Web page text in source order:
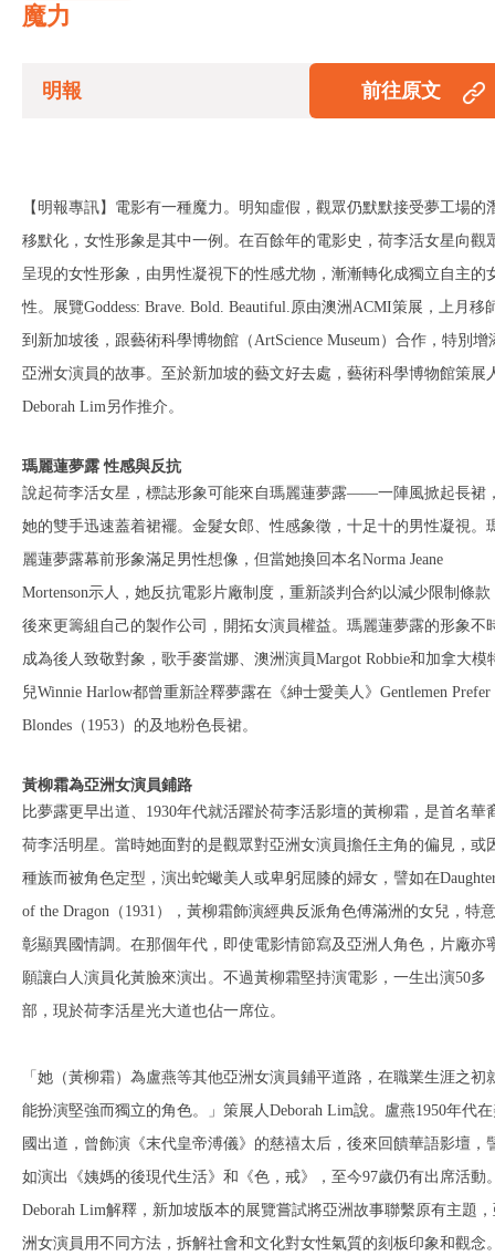
魔力
明報 前往原文
【明報專訊】電影有一種魔力。明知虛假，觀眾仍默默接受夢工場的
移默化，女性形象是其中一例。在百餘年的電影史，荷李活女星向觀
呈現的女性形象，由男性凝視下的性感尤物，漸漸轉化成獨立自主的
性。展覽Goddess: Brave. Bold. Beautiful.原由澳洲ACMI策展，上月移
到新加坡後，跟藝術科學博物館（ArtScience Museum）合作，特別增
亞洲女演員的故事。至於新加坡的藝文好去處，藝術科學博物館策展
Deborah Lim另作推介。
瑪麗蓮夢露 性感與反抗
說起荷李活女星，標誌形象可能來自瑪麗蓮夢露——一陣風掀起長裙
她的雙手迅速蓋着裙襬。金髮女郎、性感象徵，十足十的男性凝視。
麗蓮夢露幕前形象滿足男性想像，但當她換回本名Norma Jeane
Mortenson示人，她反抗電影片廠制度，重新談判合約以減少限制條款
後來更籌組自己的製作公司，開拓女演員權益。瑪麗蓮夢露的形象不
成為後人致敬對象，歌手麥當娜、澳洲演員Margot Robbie和加拿大模
兒Winnie Harlow都曾重新詮釋夢露在《紳士愛美人》Gentlemen Prefer
Blondes（1953）的及地粉色長裙。
黃柳霜為亞洲女演員鋪路
比夢露更早出道、1930年代就活躍於荷李活影壇的黃柳霜，是首名華
荷李活明星。當時她面對的是觀眾對亞洲女演員擔任主角的偏見，或
種族而被角色定型，演出蛇蠍美人或卑躬屈膝的婦女，譬如在
of the Dragon（1931），黃柳霜飾演經典反派角色傅滿洲的女兒，特意
彰顯異國情調。在那個年代，即使電影情節寫及亞洲人角色，片廠亦
願讓白人演員化黃臉來演出。不過黃柳霜堅持演電影，一生出演50多
部，現於荷李活星光大道也佔一席位。
「她（黃柳霜）為盧燕等其他亞洲女演員鋪平道路，在職業生涯之初
能扮演堅強而獨立的角色。」策展人Deborah Lim說。盧燕1950年代
國出道，曾飾演《末代皇帝溥儀》的慈禧太后，後來回饋華語影壇，
如演出《姨媽的後現代生活》和《色，戒》，至今97歲仍有出席活動
Deborah Lim解釋，新加坡版本的展覽嘗試將亞洲故事聯繫原有主題
洲女演員用不同方法，拆解社會和文化對女性氣質的刻板印象和觀念